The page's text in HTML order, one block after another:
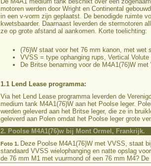
motoren werden door Wright en Continental
in een v-vorm zijn geplaatst. De benodigde ruimte
kwetsbaarder. Daarnaast leverden de stermotoren
ze op grote afstand al aankomen. Korte toelichting:
(76)W staat voor het 76 mm kanon, met wet
VVSS = type ophanging rups, Vertical
De Britse benaming voor de M4A1(76)W
1.1 Lend Lease programma:
Via het Lend Lease programma leverden de
medium tank M4A1(76)W aan het Poolse leger.
werden geleverd aan het Britse leger, die ze in
geleverd aan Polen omdat het Poolse leger grote
2. Poolse M4A1(76)w bij Mont Ormel, Frankrijk.
Foto 1. Deze Poolse M4A1(76)W met VVSS, staat
standaard VVSS wielophanging en natte opslag
de 76 mm M1 met vuurmond of een 76 mm M4?